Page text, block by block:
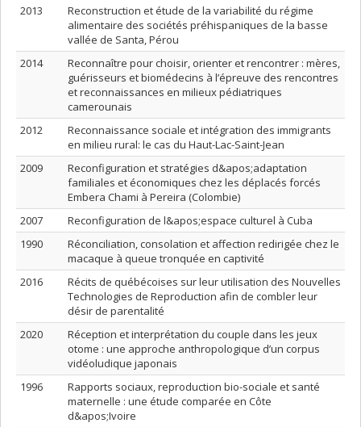
2013
Reconstruction et étude de la variabilité du régime
alimentaire des sociétés préhispaniques de la basse
vallée de Santa, Pérou
2014
Reconnaître pour choisir, orienter et rencontrer : mères,
guérisseurs et biomédecins à l’épreuve des rencontres
et reconnaissances en milieux pédiatriques
camerounais
2012
Reconnaissance sociale et intégration des immigrants
en milieu rural: le cas du Haut-Lac-Saint-Jean
2009
Reconfiguration et stratégies d&apos;adaptation
familiales et économiques chez les déplacés forcés
Embera Chami à Pereira (Colombie)
2007
Reconfiguration de l&apos;espace culturel à Cuba
1990
Réconciliation, consolation et affection redirigée chez le
macaque à queue tronquée en captivité
2016
Récits de québécoises sur leur utilisation des Nouvelles
Technologies de Reproduction afin de combler leur
désir de parentalité
2020
Réception et interprétation du couple dans les jeux
otome : une approche anthropologique d’un corpus
vidéoludique japonais
1996
Rapports sociaux, reproduction bio-sociale et santé
maternelle : une étude comparée en Côte
d&apos;Ivoire